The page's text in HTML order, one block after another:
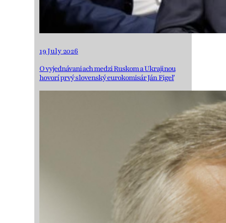
19 July 2026
O vyjednávaniach medzi Ruskom a Ukrajinou
hovorí prvý slovenský eurokomisár Ján Figeľ